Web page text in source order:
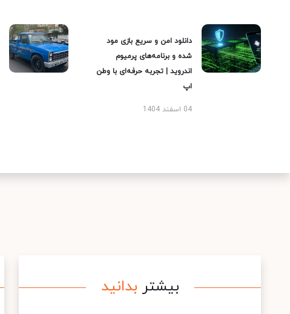
دانلود امن و سریع بازی مود
شده و برنامه‌های پرمیوم
اندروید | تجربه حرفه‌ای با وطن
اپ
04 اسفند 1404
بیشتر بدانید